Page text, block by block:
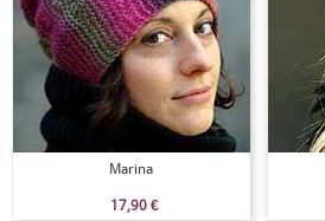
Marina
17,90 €